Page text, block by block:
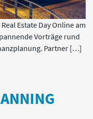
Estate Day Online am
Vorträge rund
Partner […]